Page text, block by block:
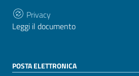
Privacy
Leggi il documento
POSTA ELETTRONICA